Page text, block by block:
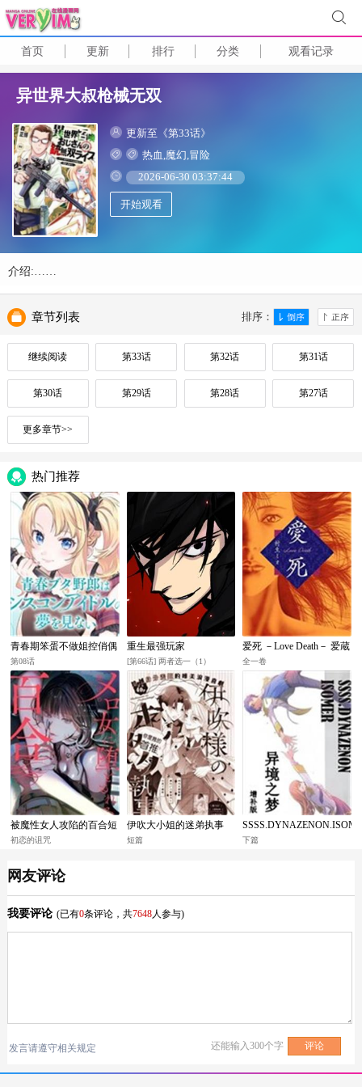
首页 更新 排行 分类 观看记录
异世界大叔枪械无双
更新至《第33话》
热血,魔幻,冒险
2026-06-30 03:37:44
开始观看
介绍:……
排序：
章节列表
继续阅读 第33话 第32话 第31话
第30话 第29话 第28话 第27话
更多章节>>
热门推荐
青春期笨蛋不做姐控俏偶
像的梦
第08话
重生最强玩家
[第66话] 两者选一（1）
爱死 －Love Death－ 爱蔵
版
全一卷
被魔性女人攻陷的百合短
篇漫画集
初恋的诅咒
伊吹大小姐的迷弟执事
短篇
异境之梦
下篇
网友评论
我要评论 (已有0条评论，共7648人参与)
发言请遵守相关规定 还能输入300个字